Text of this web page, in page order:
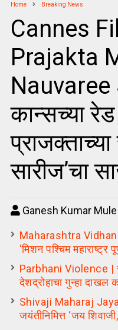
Home Breaking News
Cannes
Prajakta
Nauvaree
कान्सच्या
प्राजक्ताच्या
सारीज’चा
Ganesh Kumar Mule
Maharashtra
‘मिशन पश्चिम महाराष्ट्र
Parbhani Violence |
देशद्रोहाचा गुन्हा दाखल
Shivaji Maharaj
जयंतीनिमित्त ‘जय